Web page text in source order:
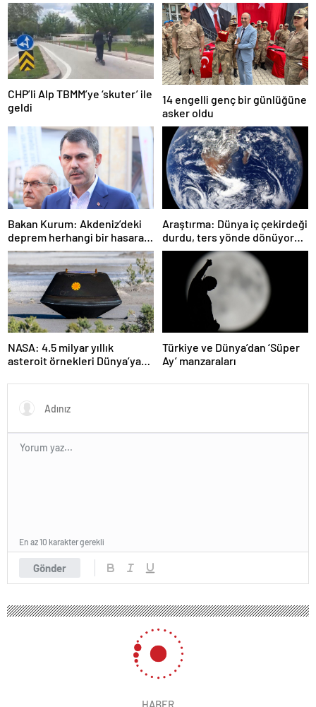
CHP’li Alp TBMM’ye ‘skuter’ ile
geldi
14 engelli genç bir günlüğüne
asker oldu
Bakan Kurum: Akdeniz’deki
deprem herhangi bir hasara
neden olmadı
Araştırma: Dünya iç çekirdeği
durdu, ters yönde dönüyor
olabilir
NASA: 4.5 milyar yıllık
asteroit örnekleri Dünya’ya
başlangıcına ışık tutabilir
Türkiye ve Dünya’dan ‘Süper
Ay’ manzaraları
Gönder
En az 10 karakter gerekli
HABER